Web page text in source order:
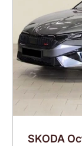
SKODA